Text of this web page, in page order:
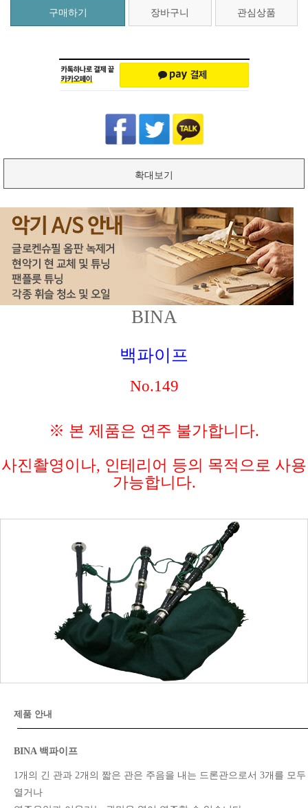
구매하기 장바구니 관심상품
확대보기
BINA
백파이프
No.149
※ 본 제품은 연주 불가합니다.
사진촬영이나, 인테리어 등의 목적으로 사용
가능합니다.
제품 안내
BINA 백파이프
1개의 긴 관과 2개의 짧은 관은 주음을 내는 드론관으로서 3개를 모두
열거나